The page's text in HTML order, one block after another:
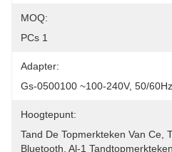
MOQ:
PCs 1
Adapter:
Gs-0500100 ~100-240V, 50/60Hz
Hoogtepunt:
Tand De Topmerkteken Van Ce,
Bluetooth, Al-1